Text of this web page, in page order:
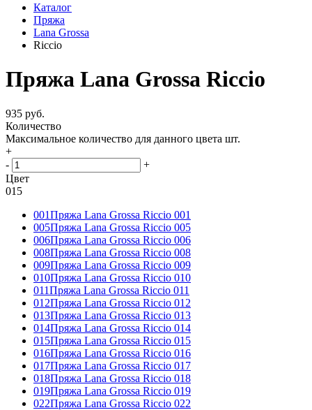
Каталог
Пряжа
Lana Grossa
Riccio
Пряжа Lana Grossa Riccio
935 руб.
Количество
Максимальное количество для данного цвета шт.
+
-
+
Цвет
015
001Пряжа Lana Grossa Riccio 001
005Пряжа Lana Grossa Riccio 005
006Пряжа Lana Grossa Riccio 006
008Пряжа Lana Grossa Riccio 008
009Пряжа Lana Grossa Riccio 009
010Пряжа Lana Grossa Riccio 010
011Пряжа Lana Grossa Riccio 011
012Пряжа Lana Grossa Riccio 012
013Пряжа Lana Grossa Riccio 013
014Пряжа Lana Grossa Riccio 014
015Пряжа Lana Grossa Riccio 015
016Пряжа Lana Grossa Riccio 016
017Пряжа Lana Grossa Riccio 017
018Пряжа Lana Grossa Riccio 018
019Пряжа Lana Grossa Riccio 019
022Пряжа Lana Grossa Riccio 022